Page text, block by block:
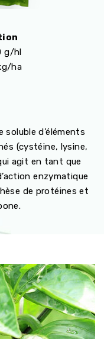
g/hl
ha
soluble d’éléments
(cystéine, lysine,
agit en tant que
enzymatique
de protéines et